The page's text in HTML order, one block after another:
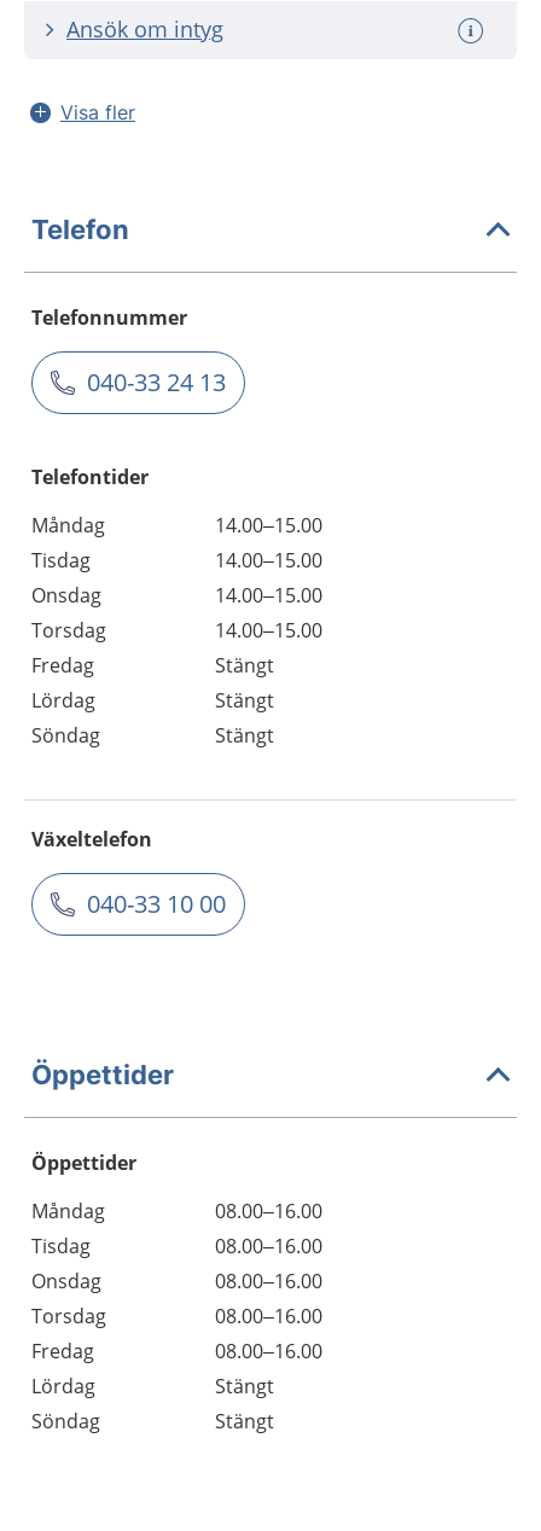
Ansök om intyg
Visa fler
Telefon
Telefonnummer
040-33 24 13
Telefontider
Måndag
14.00–15.00
Tisdag
14.00–15.00
Onsdag
14.00–15.00
Torsdag
14.00–15.00
Fredag
Stängt
Lördag
Stängt
Söndag
Stängt
Växeltelefon
040-33 10 00
Öppettider
Öppettider
Dag
Öppettider
Kommentarer
Måndag
08.00–16.00
Tisdag
08.00–16.00
Onsdag
08.00–16.00
Torsdag
08.00–16.00
Fredag
08.00–16.00
Lördag
Stängt
Söndag
Stängt